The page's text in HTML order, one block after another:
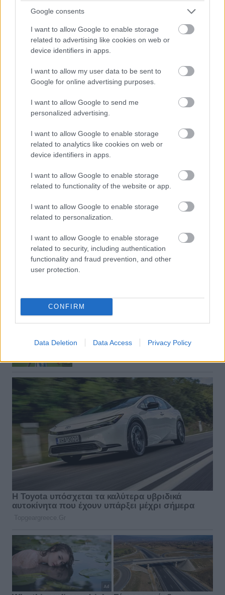
Google consents
I want to allow Google to enable storage
related to advertising like cookies on web or
device identifiers in apps.
I want to allow my user data to be sent to
Google for online advertising purposes.
I want to allow Google to send me
personalized advertising.
I want to allow Google to enable storage
related to analytics like cookies on web or
device identifiers in apps.
I want to allow Google to enable storage
related to functionality of the website or app.
I want to allow Google to enable storage
related to personalization.
I want to allow Google to enable storage
related to security, including authentication
functionality and fraud prevention, and other
user protection.
CONFIRM
Data Deletion Data Access Privacy Policy